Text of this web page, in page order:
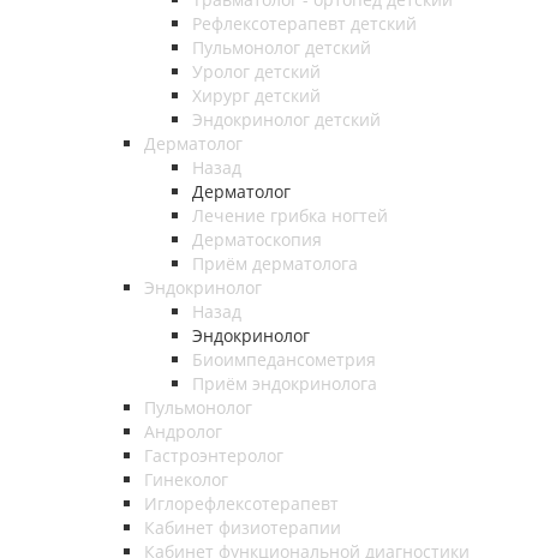
Рефлексотерапевт детский
Пульмонолог детский
Уролог детский
Хирург детский
Эндокринолог детский
Дерматолог
Назад
Дерматолог
Лечение грибка ногтей
Дерматоскопия
Приём дерматолога
Эндокринолог
Назад
Эндокринолог
Биоимпедансометрия
Приём эндокринолога
Пульмонолог
Андролог
Гастроэнтеролог
Гинеколог
Иглорефлексотерапевт
Кабинет физиотерапии
Кабинет функциональной диагностики